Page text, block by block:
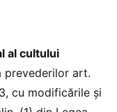
al cultului
prevederilor art.
cu modificările şi